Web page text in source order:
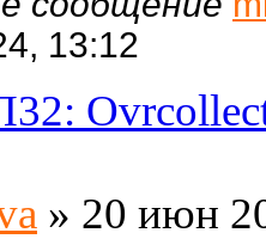
13:12
» 20 июн